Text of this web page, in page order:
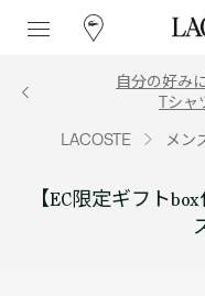
自分の好み
Tシ
LACOSTE メン
【EC限定ギフト